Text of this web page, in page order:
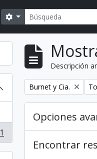
Búsqueda
Search options
1
Descripción
Remover filtro
Burnet y Cia.
Opciones
Encontrar